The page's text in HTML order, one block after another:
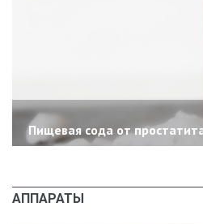
Пищевая сода от
АППАРАТЫ